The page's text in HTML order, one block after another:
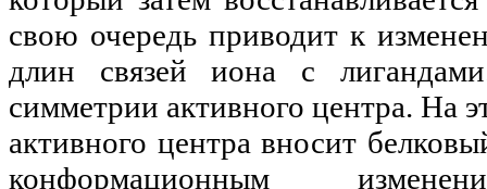
свою очередь приводит к
длин связей иона с
симметрии активного центра. На
активного центра вносит
конформационным